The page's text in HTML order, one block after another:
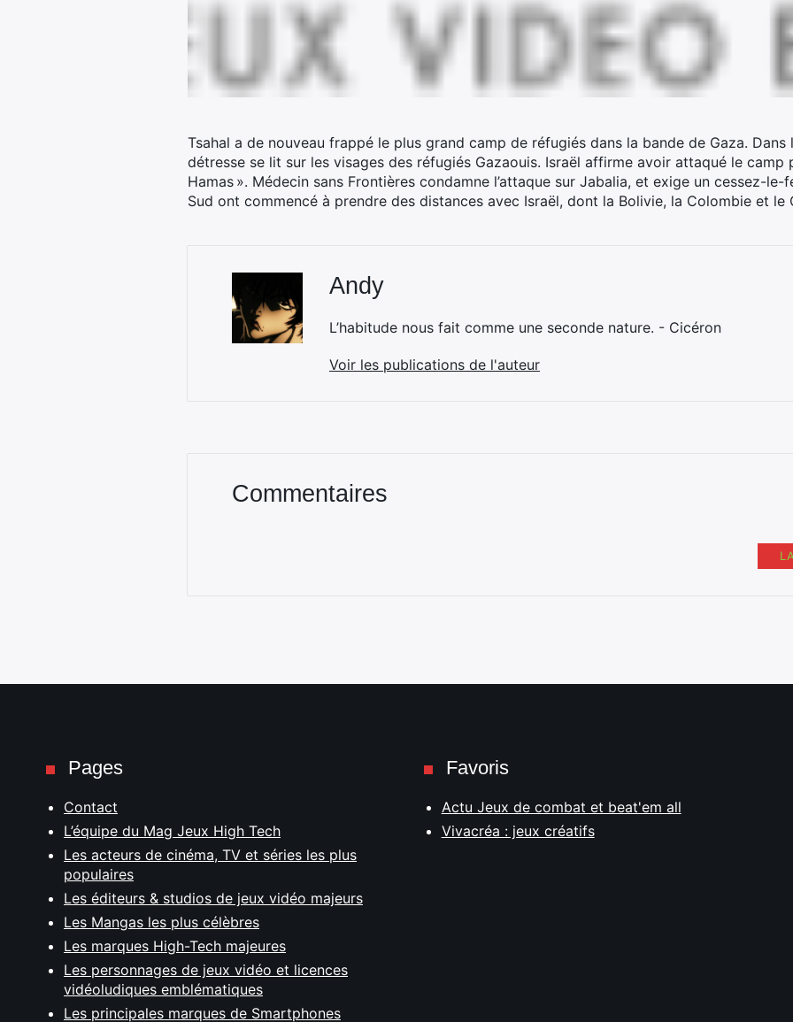
Tsahal a de nouveau frappé le plus grand camp de réfugiés dans la bande de Gaza. Dans
détresse se lit sur les visages des réfugiés Gazaouis. Israël affirme avoir attaqué le camp
Hamas ». Médecin sans Frontières condamne l’attaque sur Jabalia, et exige un cessez-le-
Sud ont commencé à prendre des distances avec Israël, dont la Bolivie, la Colombie et le
Andy
L’habitude nous fait comme une seconde nature. - Cicéron
Voir les publications de l'auteur
Commentaires
Pages
Contact
L’équipe du Mag Jeux High Tech
Les acteurs de cinéma, TV et séries les plus
populaires
Les éditeurs & studios de jeux vidéo majeurs
Les Mangas les plus célèbres
Les marques High-Tech majeures
Les personnages de jeux vidéo et licences
vidéoludiques emblématiques
Les principales marques de Smartphones
Favoris
Actu Jeux de combat et beat'em all
Vivacréa : jeux créatifs